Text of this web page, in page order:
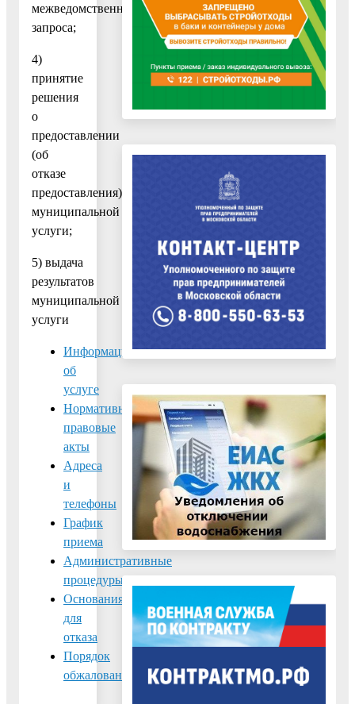
межведомственного
запроса;
4)
принятие
решения
о
предоставлении
(об
отказе
предоставления)
муниципальной
услуги;
5) выдача
результатов
муниципальной
услуги
Информация
об
услуге
Нормативно-
правовые
акты
Адреса
и
телефоны
График
приема
Административные
процедуры
Основания
для
отказа
Порядок
обжалования